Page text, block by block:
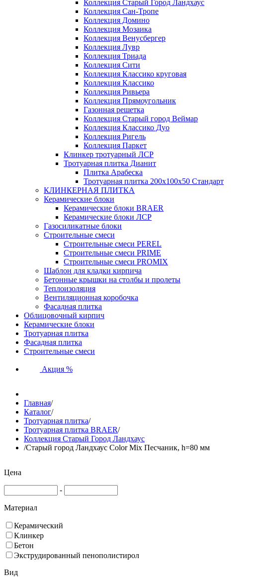
Коллекция Старый Город Ландхаус
Коллекция Сан-Тропе
Коллекция Домино
Коллекция Мозаика
Коллекция Венусбергер
Коллекция Лувр
Коллекция Триада
Коллекция Сити
Коллекция Классико круговая
Коллекция Классико
Коллекция Ривьера
Коллекция Прямоугольник
Газонная решетка
Коллекция Старый город Веймар
Коллекция Классико Дуо
Коллекция Ригель
Коллекция Паркет
Клинкер тротуарный ЛСР
Тротуарная плитка Дианит
Плитка Арабеска
Тротуарная плитка 200х100х50 Стандарт
КЛИНКЕРНАЯ ПЛИТКА
Керамические блоки
Керамические блоки BRAER
Керамические блоки ЛСР
Газосиликатные блоки
Строительные смеси
Строительные смеси PEREL
Строительные смеси PRIME
Строительные смеси PROMIX
Шаблон для кладки кирпича
Бетонные крышки на столбы и пролеты
Теплоизоляция
Вентиляционная коробочка
Фасадная плитка
Облицовочный кирпич
Керамические блоки
Тротуарная плитка
Фасадная плитка
Строительные смеси
Акция %
Главная/
Каталог/
Тротуарная плитка/
Тротуарная плитка BRAER/
Коллекция Старый Город Ландхаус
/Старый город Ландхаус Color Mix Песчаник, h=80 мм
Цена
-
Материал
Керамический
Клинкер
Бетон
Экструдированный пенополистирол
Вид